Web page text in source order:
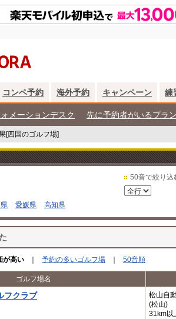
コンペ予約 海外予約 キャンペーン 練
メーションデスク 先に予約者がいるプラ
[四国のゴルフ場]
愛媛県 高知県
50音で絞り込
が高い 予約の多いゴルフ場 50音順
ゴルフ場名
フクラブ
松山自
(松山)
31km以